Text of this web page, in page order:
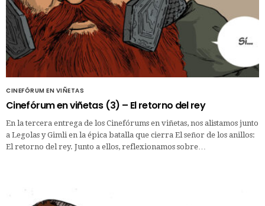
CINEFÓRUM EN VIÑETAS
Cinefórum en viñetas (3) – El retorno del rey
En la tercera entrega de los Cinefórums en viñetas, nos alistamos junto
a Legolas y Gimli en la épica batalla que cierra El señor de los anillos:
El retorno del rey. Junto a ellos, reflexionamos sobre…